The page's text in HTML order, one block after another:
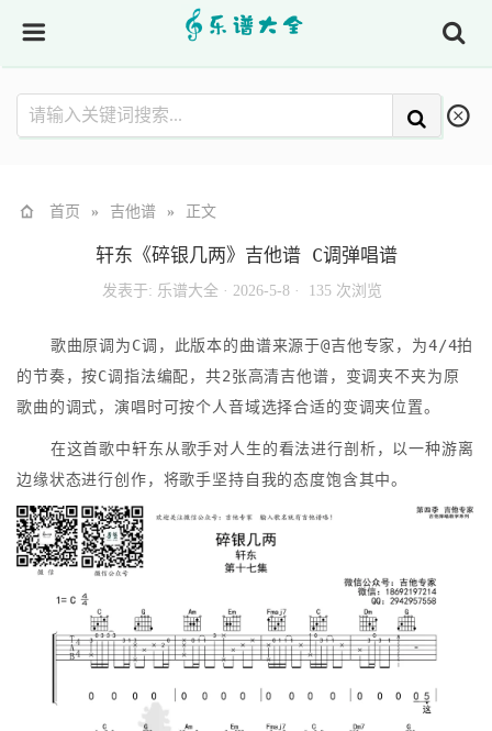
首页 » 吉他谱 » 正文
轩东《碎银几两》吉他谱 C调弹唱谱
发表于: 乐谱大全· 2026-5-8 · 135 次浏览
歌曲原调为C调，此版本的曲谱来源于@吉他专家，为4/4拍
的节奏，按C调指法编配，共2张高清吉他谱，变调夹不夹为原
歌曲的调式，演唱时可按个人音域选择合适的变调夹位置。
在这首歌中轩东从歌手对人生的看法进行剖析，以一种游离
边缘状态进行创作，将歌手坚持自我的态度饱含其中。